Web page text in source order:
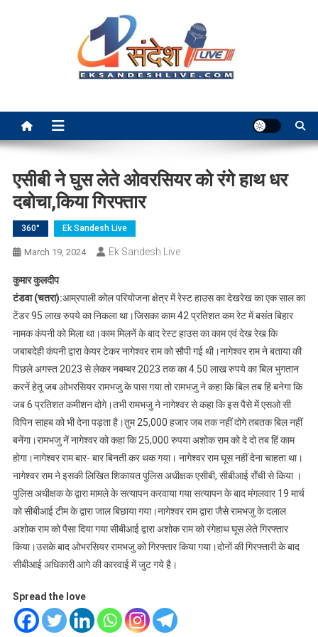
एसीबी ने घुस लेते ओवरसियर को रंगे हाथ धर
दबोचा,किया गिरफ्तार
360° Ek Sandesh Live
March 19, 2024 Ek Sandesh Live
कुमार कुलदीप
टंडवा (चतरा):आम्रपाली कोल परियोजना क्षेत्र में रेस्ट हाउस का देखरेख का एक साल का
टेंडर 95 लाख रुपये का निकला था।जिसका काम 42 प्रतिशत कम रेट में बसंत बिहार
नामक कंपनी को मिला था।काम मिलनें के बाद रेस्ट हाउस का काम एवं देख रेख कि
जबाबदेही कंपनी द्वारा केयर टेकर नागेश्वर राम को सौपी गई थी।नागेश्वर राम ने बताया की
पिछले अगस्त 2023 से लेकर नबम्बर 2023 तक का 4.50 लाख रुपये का बिल भुगतान
करनें हेतू जब ओभरसियर रामभजु के पास गया तो रामभजु ने कहा कि बिल तब हिं बनेगा कि
जब 6 प्रतिशत कमीशन दोगे।तभी रामभजु ने नागेश्वर से कहा कि इस पैसे में एसओ सी
विपिन साहब को भी देना पड़ता है।तुम 25,000 हजार जब तक नहीं दोगे तबतक बिल नहीं
बनेंगा।रामभजु नें नागेश्वर को कहा कि 25,000 रुपया अशोक राम को दे दो तब हिं काम
होगा।नागेश्वर राम बार- बार बिनती कर थक गया। नागेश्वर राम घूस नहीं देना चाहता था।
नागेश्वर राम ने इसकी लिखित शिकायत पुलिस अधीक्षक एसीबी, सीबीआई राँची से किया ।
पुलिस अधीक्षक के द्वारा मामले के सत्यापन करवाया गया सत्यापन के बाद मंगलवार 19 मार्च
को सीबीआई टीम के द्वारा जाल बिछाया गया।नागेश्वर राम द्वारा जैसे रामभजु के दलाल
अशोक राम को पैसा दिया गया सीबीआई द्वारा अशोक राम को रंगेहाथ घूस लेते गिरफ्तार
किया।उसके बाद ओभरसियर रामभजु को गिरफ्तार किया गया।दोनों की गिरफ्तारी के बाद
सीबीआई अधिकारी आगे की कारवाई में जुट गये है।
Spread the love